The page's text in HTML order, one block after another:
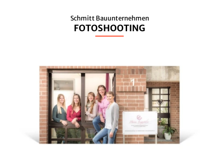
Schmitt Bauunternehmen
FOTOSHOOTING